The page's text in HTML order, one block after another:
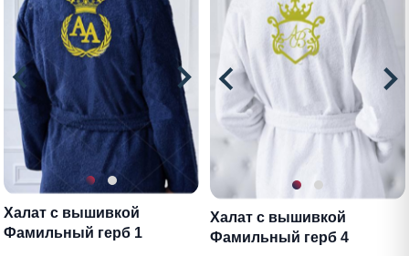
Халат с вышивкой
Фамильный герб 1
Халат с вышивкой
Фамильный герб 4